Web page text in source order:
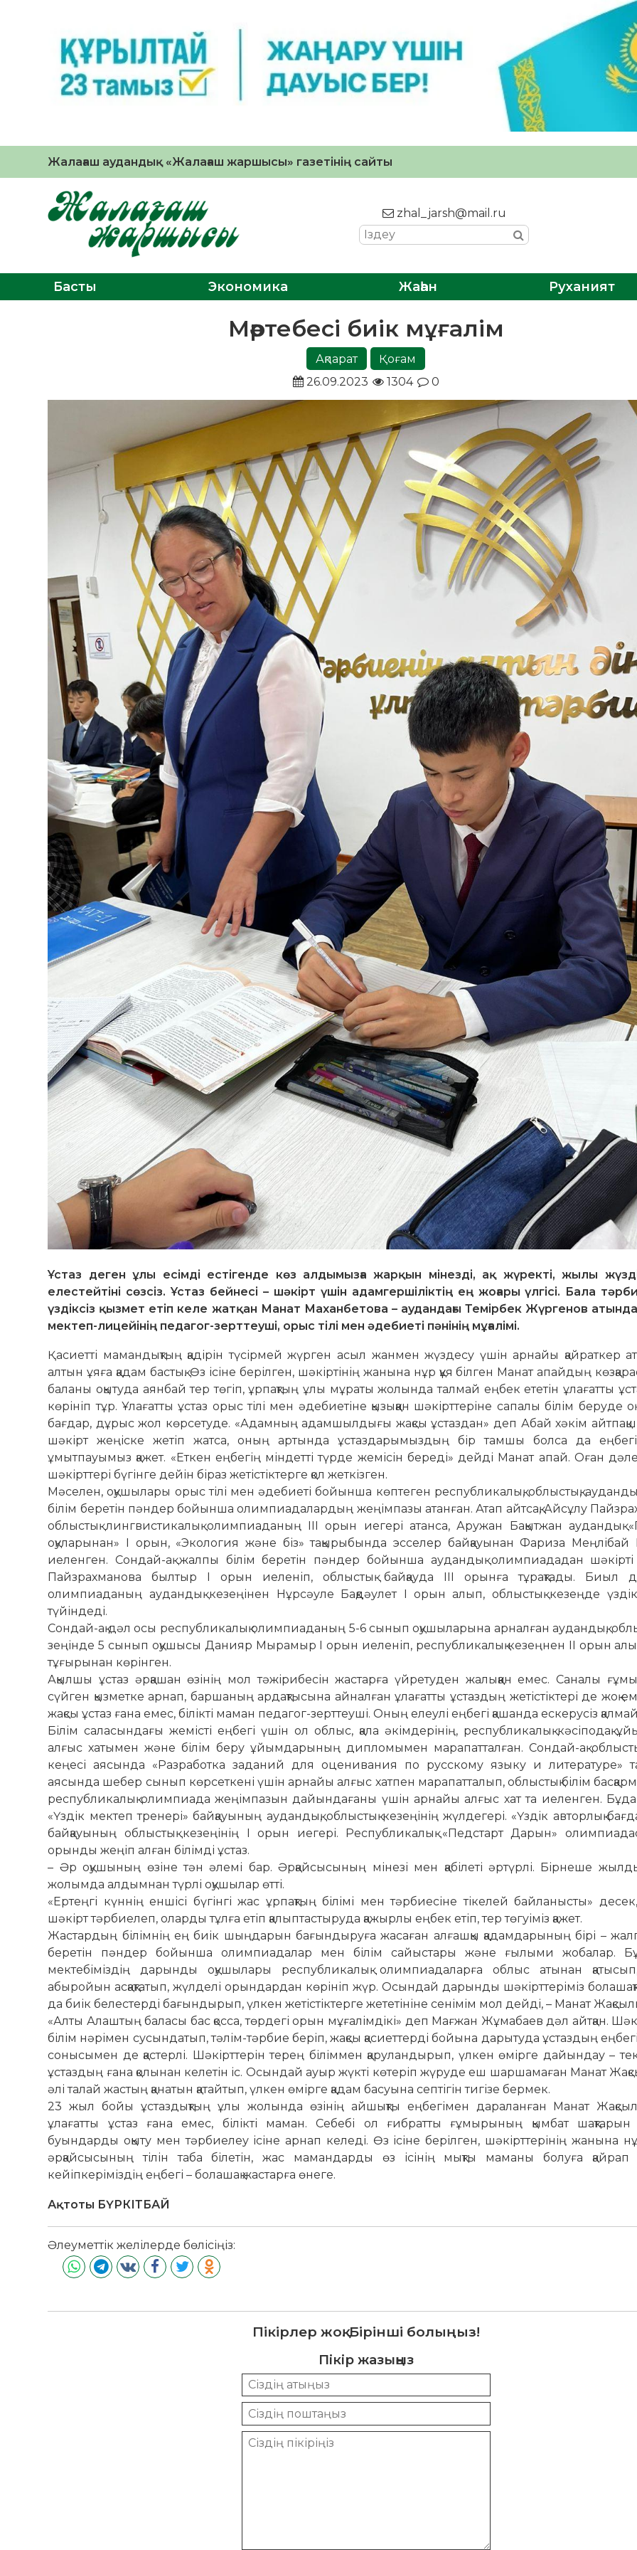
Жалағаш аудандық «Жалағаш жаршысы» газетінің сайты
zhal_jarsh@mail.ru
Басты Экономика Жаһан Руханият
Мәртебесі биік мұғалім
Ақпарат
Қоғам
26.09.2023
1304 0
Ұстаз деген ұлы есімді естігенде көз алдымызға жарқын мінезді, ақ жүректі, жылы
елестейтіні сөзсіз. Ұстаз бейнесі – шәкірт үшін адамгершіліктің ең жоғары үлгісі. Бала
үздіксіз қызмет етіп келе жатқан Манат Маханбетова – аудандағы Темірбек Жүргенов
мектеп-лицейінің педагог-зерттеуші, орыс тілі мен әдебиеті пәнінің мұғалімі.
Қасиетті мамандықтың қадірін түсірмей жүрген асыл жанмен жүздесу үшін арнайы қайраткер
алтын ұяға қадам бастық. Өз ісіне берілген, шәкіртінің жанына нұр құя білген Манат апайдың
баланы оқытуда аянбай тер төгіп, ұрпақтың ұлы мұраты жолында талмай еңбек ететін ұлағатты
көрініп тұр. Ұлағатты ұстаз орыс тілі мен әдебиетіне қызыққан шәкірттеріне сапалы білім беруде
бағдар, дұрыс жол көрсетуде. «Адамның адамшылдығы жақсы ұстаздан» деп Абай хәкім
шәкірт жеңіске жетіп жатса, оның артында ұстаздарымыздың бір тамшы болса да
ұмытпауымыз қажет. «Еткен еңбегің міндетті түрде жемісін береді» дейді Манат апай. Оған
шәкірттері бүгінге дейін біраз жетістіктерге қол жеткізген.
Мәселен, оқушылары орыс тілі мен әдебиеті бойынша көп­­теген республикалық, облыстық,
білім беретін пәндер бойынша олимпиадалардың жеңімпазы атан­ған. Атап айтсақ, Айсұлу
облыстық линг­вистикалық олимпиаданың ІІІ орын иегері атанса, Аружан Бақытжан аудандық
оқуларынан» І орын, «Экология және біз» тақырыбында эсселер байқауынан Фа­риза Меңлібай
иеленген. Сондай-ақ жалпы білім бе­ретін пәндер бойынша аудандық олимпиададан
Пайзрахманова былтыр І орын иеленіп, об­лыстық байқауда ІІІ орынға тұрақтады. Биыл
олимпиаданың аудандық кезеңінен Нұрсәуле Бақ­дәу­лет І орын алып, облыстық кезеңде үздік
түйіндеді.
Сондай-ақ дәл осы республикалық олимпиаданың 5-6 сынып оқушыларына арналған аудандық,
зеңінде 5 сынып оқушысы Данияр Мырамыр І орын иеленіп, рес­пуб­ликалық кезеңнен ІІ орын
тұғырынан көрінген.
Ақылшы ұстаз әрқашан өзінің мол тәжірибесін жастарға үйретуден жалыққан емес. Саналы
сүйген қызметке арнап, баршаның ардақтысына айналған ұлағатты ұстаздың жетістіктері де жоқ
жақсы ұстаз ғана емес, білікті маман педагог-зерттеуші. Оның елеулі еңбегі қашанда ескерусіз
Білім саласындағы жемісті еңбегі үшін ол облыс, қала әкім­дерінің, республикалық кәсіподақ
алғыс хатымен және білім беру ұйымдарының дипломымен марапатталған. Сондай-ақ
кеңесі аясында «Разработка заданий для оценивания по русскому языку и литературе»
аясында шебер сынып көрсеткені үшін арнайы алғыс хатпен марапатталып, облыстық білім
республикалық олимпиада жеңімпазын дайындағаны үшін арнайы алғыс хат та иеленген.
«Үздік мек­теп тренері» байқауының аудандық, облыстық кезеңінің жүл­дегері. «Үздік авторлық
байқауының облыстық кезеңінің І орын иегері. Республикалық «Педстарт Дарын»
орынды жеңіп алған білімді ұстаз.
– Әр оқушының өзіне тән әлемі бар. Әрқайсысының мі­незі мен қабілеті әртүрлі. Бірнеше
жолымда алдымнан түрлі оқушылар өтті.
«Ертеңгі күннің еншісі бүгінгі жас ұрпақтың білімі мен тәрбиесіне тікелей байланысты» десек,
шәкірт тәрбие­леп, оларды тұлға етіп қалыптастыруда қажырлы еңбек етіп, тер төгуіміз қажет.
Жастардың білімнің ең биік шыңдарын бағындыруға жасаған алғашқы қадамдарының бірі –
беретін пән­дер бойынша олимпиадалар мен білім сайыстары және ғылыми жобалар.
мектебіміздің дарынды оқу­шылары республикалық олимпиадаларға облыс атынан
абыройын асқақтатып, жүлделі орындардан көрініп жүр. Осындай дарынды шәкірттеріміз
да биік белестерді бағындырып, үлкен жетістіктерге жететініне сенімім мол дейді, – Манат
«Алты Алаштың баласы бас қосса, төрдегі орын мұғалімдікі» деп Мағжан Жұмабаев дәл айтқан.
білім нәрімен сусындатып, тәлім-тәрбие беріп, жақсы қасиеттерді бойына дарытуда ұстаздың
сонысымен де қастерлі. Шәкірттерін терең біліммен қаруландырып, үлкен өмірге дайындау – тек
ұстаздың ғана қолынан келетін іс. Осындай ауыр жүкті көтеріп жүруде еш шаршамаған Манат
әлі талай жастың қанатын қатайтып, үлкен өмірге қадам басуына септігін тигізе бермек.
23 жыл бойы ұстаздықтың ұлы жолында өзінің айшықты еңбегімен дараланған Манат
ұлағатты ұстаз ғана емес, білікті маман. Себебі ол ғибратты ғұмырының қымбат шақтарын
буындарды оқыту мен тәрбиелеу ісіне арнап келеді. Өз ісіне берілген, шәкірттерінің жанына
әрқайсысының тілін таба білетін, жас мамандарды өз ісінің мықты маманы болуға қайрап
кейіпкеріміздің еңбегі – болашақ жастарға өнеге.
Ақтоты БҮРКІТБАЙ
Әлеуметтік желілерде бөлісіңіз:
Пікірлер жоқ. Бірінші болыңыз!
Пікір жазыңыз